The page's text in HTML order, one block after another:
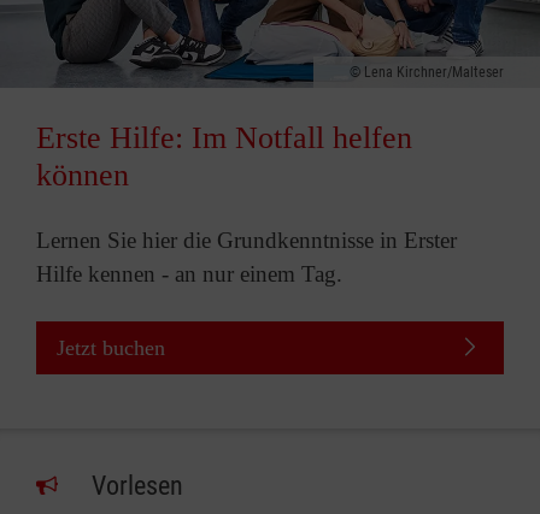
Lena Kirchner/Malteser
Erste Hilfe: Im Notfall helfen
können
Lernen Sie hier die Grundkenntnisse in Erster
Hilfe kennen - an nur einem Tag.
Jetzt buchen
Vorlesen